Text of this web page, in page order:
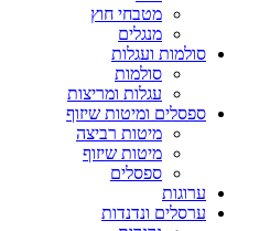
מטבחי חוץ
מנגלים
סולמות ועגלות
סולמות
עגלות ומריצות
ספסלים ומיטות שיזוף
מיטות רביצה
מיטות שיזוף
ספסלים
ערוגות
ערסלים ונדנדות